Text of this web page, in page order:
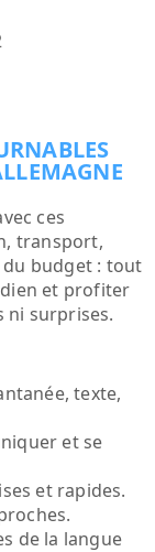
ces
transport,
budget : tout
et profiter
ni surprises.
texte,
et se
et rapides.
de la langue